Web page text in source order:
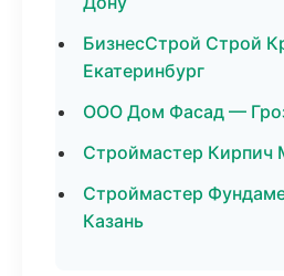
БизнесСтрой Строй
Екатеринбург
ООО Дом Фасад —
Строймастер
Строймастер
Казань